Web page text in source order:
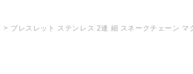
ブレスレット ステンレス 2連 細 スネークチェーン マ